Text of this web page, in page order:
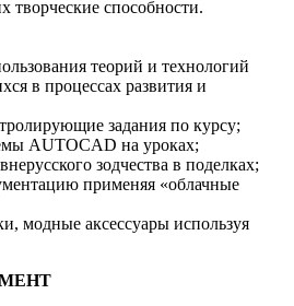
творческие способности.
теорий и технологий
в процессах развития и
задания по курсу;
AUTOCAD на уроках;
зодчества в поделках;
применяя «облачные
модные аксессуары используя